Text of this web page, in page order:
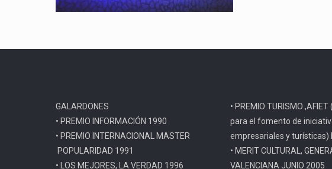
GALARDONES
• PREMIO INFORMACIÓN 1990
• PREMIO INTERNACIONAL MASTER
POPULARIDAD 1991
• LOS MEJORES, LA VERDAD 1996
• PREMIO TURISMO
para el fomento de
empresariales y turísticas)
• MERIT CULTURAL,
VALENCIANA JUNIO 2005